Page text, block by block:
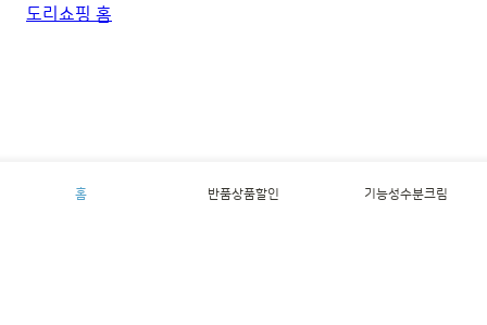
도리쇼핑 홈
홈 반품상품할인 기능성수분크림